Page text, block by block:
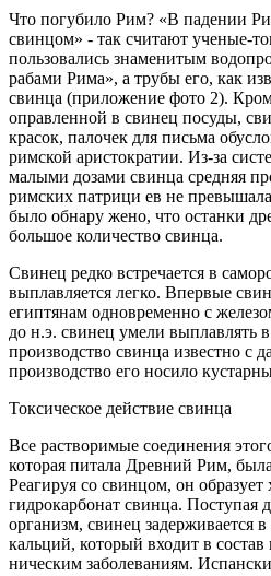
Что погубило Рим? «В падении
свинцом» - так считают ученые-
пользовались знаменитым
рабами Рима», а трубы его, как
свинца (приложение фото 2).
оправленной в свинец посуды,
красок, палочек для письма
римской аристократии. Из-за
малыми дозами свинца средняя
римских патрици ев не
было обнару жено, что останки
большое количество свинца.
Свинец редко встречается в
выплавляется легко. Впервые
египтянам одновременно с
до н.э. свинец умели выплавлять
производство свинца известно с
производство его носило
Токсическое действие свинца
Все растворимые соединения
которая питала Древний Рим,
Реагируя со свинцом, он
гидрокарбонат свинца. Поступая
организм, свинец задерживается
кальций, который входит в
ническим заболеваниям.